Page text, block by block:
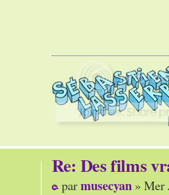
Re: Des films
parmusecyan » Mer